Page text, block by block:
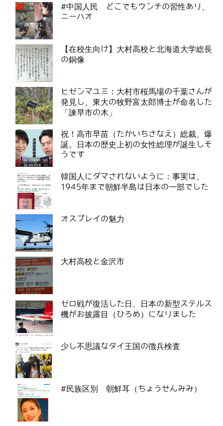
#中国人民 どこでもウンチの習性あり、
ニーハオ
【在校生向け】大村高校と北海道大学総長
の銅像
ヒゼンマユミ：大村市桜馬場の千葉さんが
発見し、東大の牧野富太郎博士が命名した
「諫早市の木」
祝！高市早苗（たかいちさなえ）総裁、爆
誕。日本の歴史上初の女性総理が誕生しそ
うです
韓国人にダマされないように：事実は、
1945年まで朝鮮半島は日本の一部でした
オスプレイの魅力
大村高校と金沢市
ゼロ戦が復活した日、日本の新型ステルス
機がお披露目（ひろめ）になりました
少し不思議なタイ王国の徴兵検査
#民族区別 朝鮮耳（ちょうせんみみ）